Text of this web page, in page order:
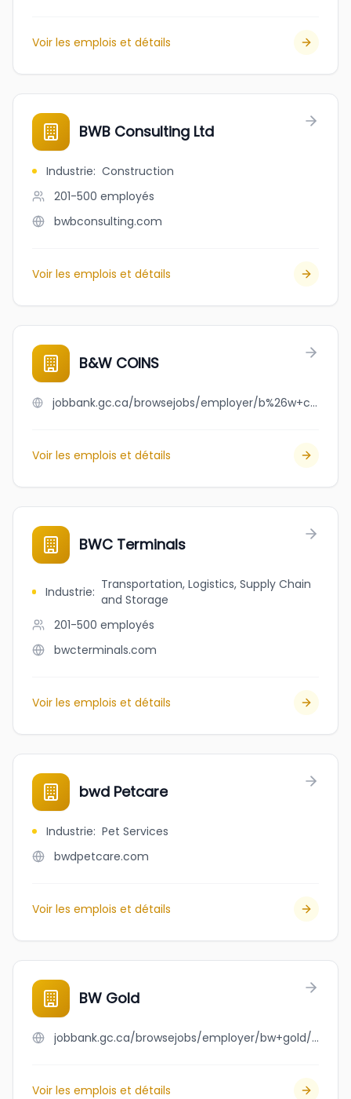
Voir les emplois et détails
BWB Consulting Ltd
Industrie: Construction
201-500 employés
bwbconsulting.com
Voir les emplois et détails
B&W COINS
jobbank.gc.ca/browsejobs/employer/b%26w+coins/ca
Voir les emplois et détails
BWC Terminals
Industrie: Transportation, Logistics, Supply Chain
and Storage
201-500 employés
bwcterminals.com
Voir les emplois et détails
bwd Petcare
Industrie: Pet Services
bwdpetcare.com
Voir les emplois et détails
BW Gold
jobbank.gc.ca/browsejobs/employer/bw+gold/ca
Voir les emplois et détails